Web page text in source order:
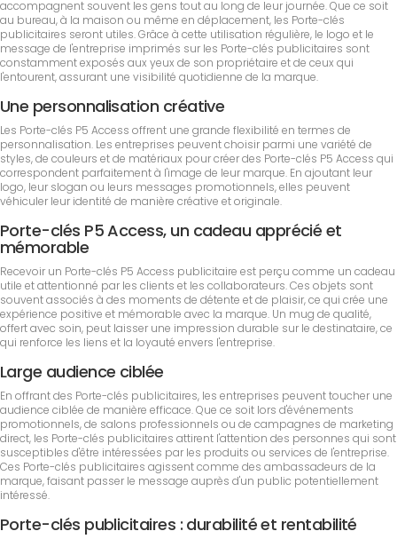
accompagnent souvent les gens tout au long de leur journée. Que ce soit
au bureau, à la maison ou même en déplacement, les Porte-clés
publicitaires seront utiles. Grâce à cette utilisation régulière, le logo et le
message de l'entreprise imprimés sur les Porte-clés publicitaires sont
constamment exposés aux yeux de son propriétaire et de ceux qui
l'entourent, assurant une visibilité quotidienne de la marque.
Une personnalisation créative
Les Porte-clés P5 Access offrent une grande flexibilité en termes de
personnalisation. Les entreprises peuvent choisir parmi une variété de
styles, de couleurs et de matériaux pour créer des Porte-clés P5 Access qui
correspondent parfaitement à l'image de leur marque. En ajoutant leur
logo, leur slogan ou leurs messages promotionnels, elles peuvent
véhiculer leur identité de manière créative et originale.
Porte-clés P5 Access, un cadeau apprécié et
mémorable
Recevoir un Porte-clés P5 Access publicitaire est perçu comme un cadeau
utile et attentionné par les clients et les collaborateurs. Ces objets sont
souvent associés à des moments de détente et de plaisir, ce qui crée une
expérience positive et mémorable avec la marque. Un mug de qualité,
offert avec soin, peut laisser une impression durable sur le destinataire, ce
qui renforce les liens et la loyauté envers l'entreprise.
Large audience ciblée
En offrant des Porte-clés publicitaires, les entreprises peuvent toucher une
audience ciblée de manière efficace. Que ce soit lors d'événements
promotionnels, de salons professionnels ou de campagnes de marketing
direct, les Porte-clés publicitaires attirent l'attention des personnes qui sont
susceptibles d'être intéressées par les produits ou services de l'entreprise.
Ces Porte-clés publicitaires agissent comme des ambassadeurs de la
marque, faisant passer le message auprès d'un public potentiellement
intéressé.
Porte-clés publicitaires : durabilité et rentabilité